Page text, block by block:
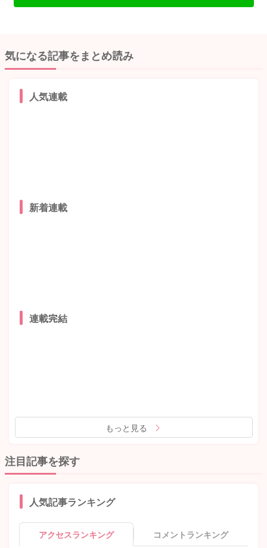
気になる記事をまとめ読み
人気連載
新着連載
連載完結
もっと見る
注目記事を探す
人気記事ランキング
アクセスランキング コメントランキング